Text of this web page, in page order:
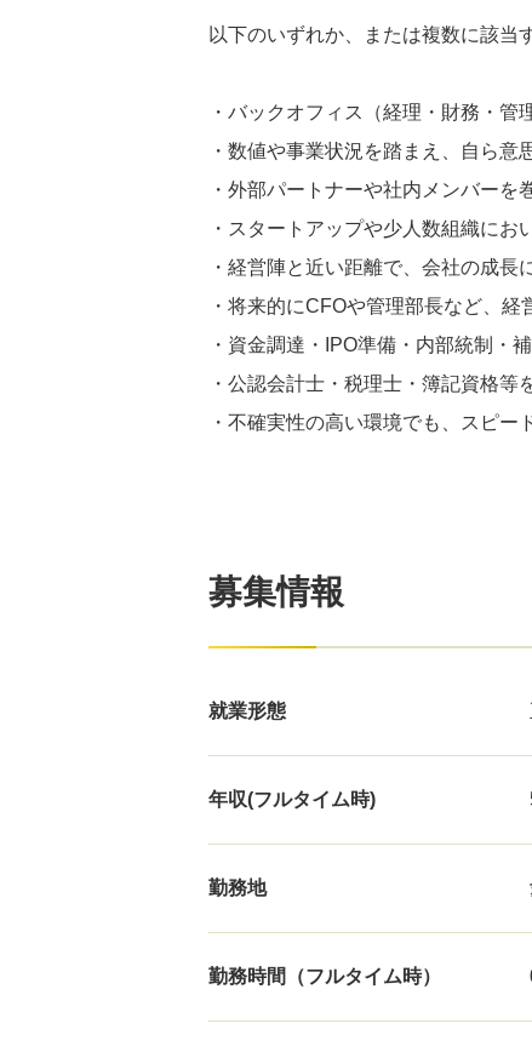
以下のいずれか、または複数に該当
・バックオフィス（経理・財務・
・数値や事業状況を踏まえ、自ら意
・外部パートナーや社内メンバー
・スタートアップや少人数組織に
・経営陣と近い距離で、会社の成長
・将来的にCFOや管理部長など、
・資金調達・IPO準備・内部統制・
・公認会計士・税理士・簿記資格
・不確実性の高い環境でも、スピ
募集情報
就業形態
年収(フルタイム時)
勤務地
勤務時間（フルタイム時）